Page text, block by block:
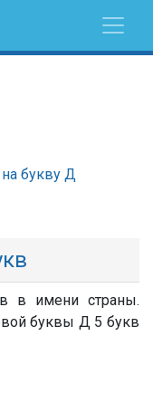
букву Д
в имени страны.
буквы Д 5 букв